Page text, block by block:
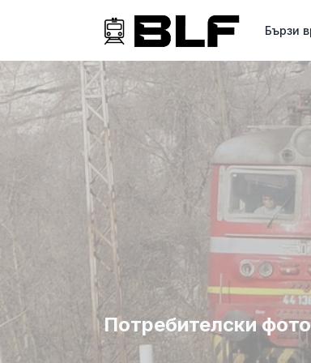
Бързи
Потребителски